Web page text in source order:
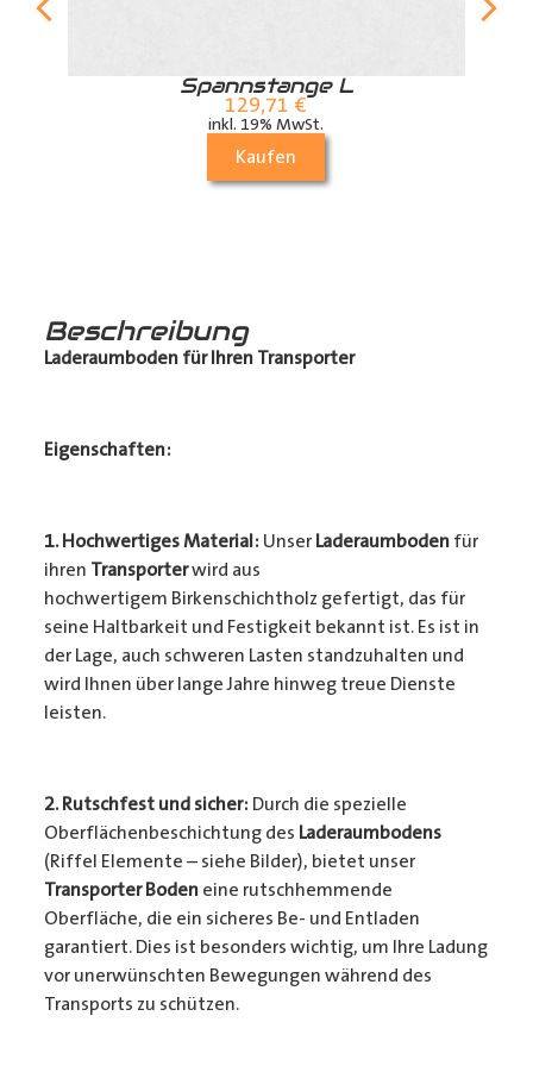
Spannstange L
129,71 €
inkl. 19% MwSt.
Kaufen
Beschreibung
Laderaumboden für Ihren Transporter
Eigenschaften:
1. Hochwertiges Material: Unser Laderaumbodenfür
ihren Transporterwird aus
hochwertigem Birkenschichtholz gefertigt, das für
seine Haltbarkeit und Festigkeit bekannt ist. Es ist in
der Lage, auch schweren Lasten standzuhalten und
wird Ihnen über lange Jahre hinweg treue Dienste
leisten.
2. Rutschfest und sicher: Durch die spezielle
Oberflächenbeschichtung des Laderaumbodens
(Riffel Elemente – siehe Bilder), bietet unser
Transporter Bodeneine rutschhemmende
Oberfläche, die ein sicheres Be- und Entladen
garantiert. Dies ist besonders wichtig, um Ihre Ladung
vor unerwünschten Bewegungen während des
Transports zu schützen.